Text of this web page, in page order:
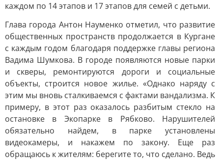
каждом по 14 этапов и 17 этапов для семей с детьми.
Глава города Антон Науменко отметил, что развитие
общественных пространств продолжается в Кургане
с каждым годом благодаря поддержке главы региона
Вадима Шумкова. В городе появляются новые парки
и скверы, ремонтируются дороги и социальные
объекты, строится новое жилье. «Однако наряду с
этим мы вновь сталкиваемся с фактами вандализма. К
примеру, в этот раз оказалось разбитым стекло на
остановке в Экопарке в Рябково. Нарушителей
обязательно найдем, в парке установлены
видеокамеры, и накажем по закону. Еще раз
обращаюсь к жителям: берегите то, что сделано. Ведь